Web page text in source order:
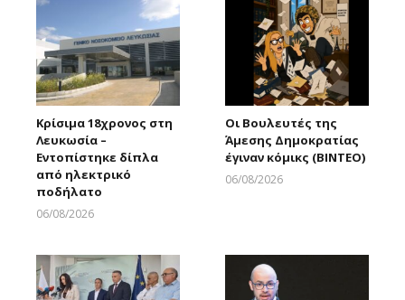
Κρίσιμα 18χρονος στη
Λευκωσία –
Εντοπίστηκε δίπλα
από ηλεκτρικό
ποδήλατο
06/08/2026
Οι Βουλευτές της
Άμεσης Δημοκρατίας
έγιναν κόμικς (ΒΙΝΤΕΟ)
06/08/2026